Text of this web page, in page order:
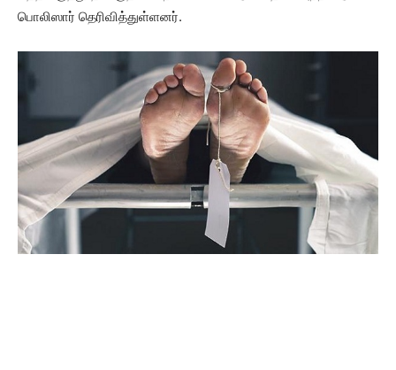
பொலிஸார் தெரிவித்துள்ளனர்.